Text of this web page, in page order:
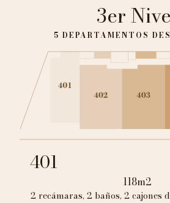
3er
5 DEPARTAMENTOS
401
118m2
2 recámaras, 2 baños, 2 cajones